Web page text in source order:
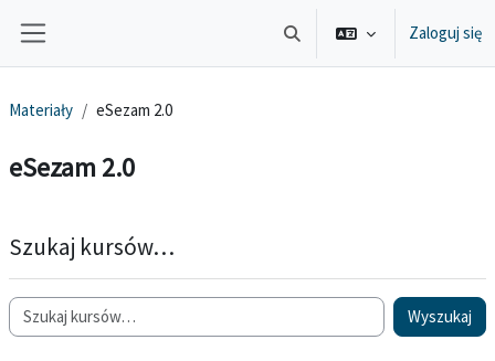
Przełącznik wyszukiwarki
Zaloguj się
Materiały eSezam 2.0
eSezam 2.0
Szukaj kursów…
Wyszukaj